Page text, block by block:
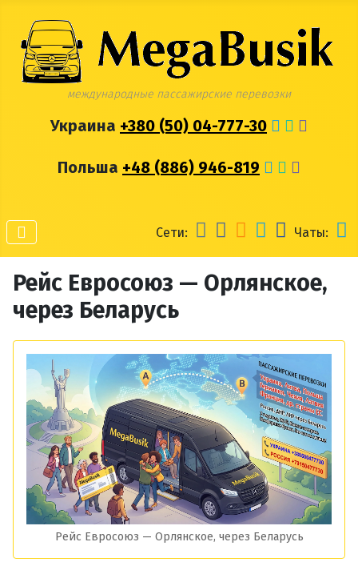
международные пассажирские перевозки
Украина +380 (50) 04-777-30
Польша +48 (886) 946-819
Сети: Чаты:
Рейс Евросоюз — Орлянское,
через Беларусь
Рейс Евросоюз — Орлянское, через Беларусь